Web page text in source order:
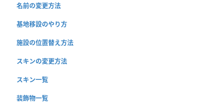
名前の変更方法
基地移設のやり方
施設の位置替え方法
スキンの変更方法
スキン一覧
装飾物一覧